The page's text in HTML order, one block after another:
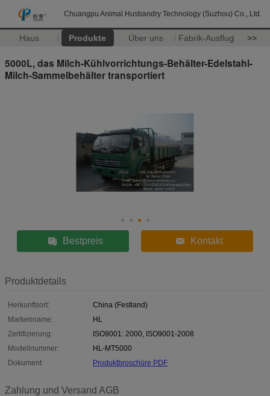
Chuangpu Animal Husbandry Technology (Suzhou) Co., Ltd.
Haus Produkte Über uns Fabrik-Ausflug >>
5000L, das Milch-Kühlvorrichtungs-Behälter-Edelstahl-
Milch-Sammelbehälter transportiert
Bestpreis Kontakt
Produktdetails
Herkunftsort:
China (Festland)
Markenname:
HL
Zertifizierung:
ISO9001: 2000, ISO9001-2008
Modellnummer:
HL-MT5000
Dokument:
Produktbroschüre PDF
Zahlung und Versand AGB